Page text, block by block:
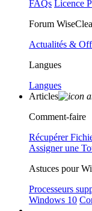
FAQs Licence
Forum
Actualités &
Langues
Langues
Articles
Comment-faire
Récupérer
Assigner une
Astuces pour
Processeurs
Windows 10